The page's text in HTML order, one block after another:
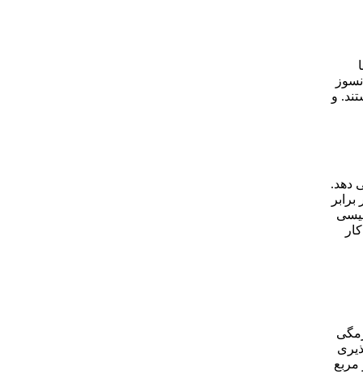
هستند. و
دهد.
100-80 نیوتن بر میلیمتر مربع